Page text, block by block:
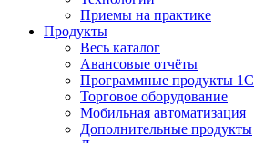
Приемы на практике
Продукты
Весь каталог
Авансовые отчёты
Программные продукты 1С
Торговое оборудование
Мобильная автоматизация
Дополнительные продукты